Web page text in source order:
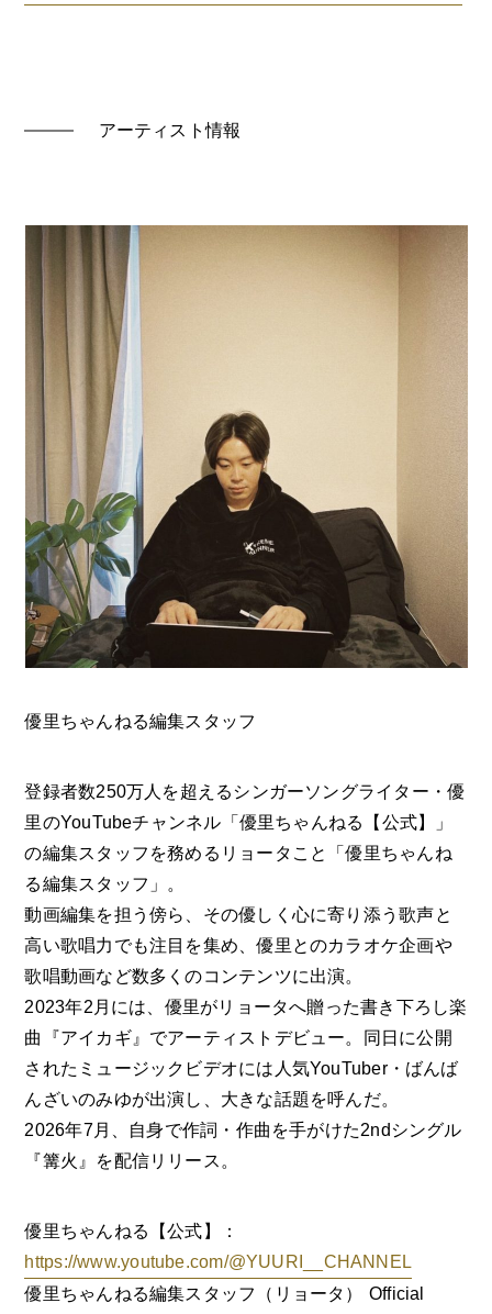
アーティスト情報
優里ちゃんねる編集スタッフ
登録者数250万人を超えるシンガーソングライター・優
里のYouTubeチャンネル「優里ちゃんねる【公式】」
の編集スタッフを務めるリョータこと「優里ちゃんね
る編集スタッフ」。
動画編集を担う傍ら、その優しく心に寄り添う歌声と
高い歌唱力でも注目を集め、優里とのカラオケ企画や
歌唱動画など数多くのコンテンツに出演。
2023年2月には、優里がリョータへ贈った書き下ろし楽
曲『アイカギ』でアーティストデビュー。同日に公開
されたミュージックビデオには人気YouTuber・ばんば
んざいのみゆが出演し、大きな話題を呼んだ。
2026年7月、自身で作詞・作曲を手がけた2ndシングル
『篝火』を配信リリース。
優里ちゃんねる【公式】：
https://www.youtube.com/@YUURI__CHANNEL
優里ちゃんねる編集スタッフ（リョータ） Official